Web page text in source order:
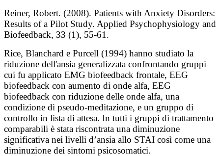
Reiner, Robert. (2008). Patients with Anxiety Disorders:
Results of a Pilot Study. Applied Psychophysiology and
Biofeedback, 33 (1), 55-61.
Rice, Blanchard e Purcell (1994) hanno studiato la
riduzione dell'ansia generalizzata confrontando gruppi
cui fu applicato EMG biofeedback frontale, EEG
biofeedback con aumento di onde alfa, EEG
biofeedback con riduzione delle onde alfa, una
condizione di pseudo-meditazione, e un gruppo di
controllo in lista di attesa. In tutti i gruppi di trattamento
comparabili è stata riscontrata una diminuzione
significativa nei livelli d’ansia allo STAI così come una
diminuzione dei sintomi psicosomatici.